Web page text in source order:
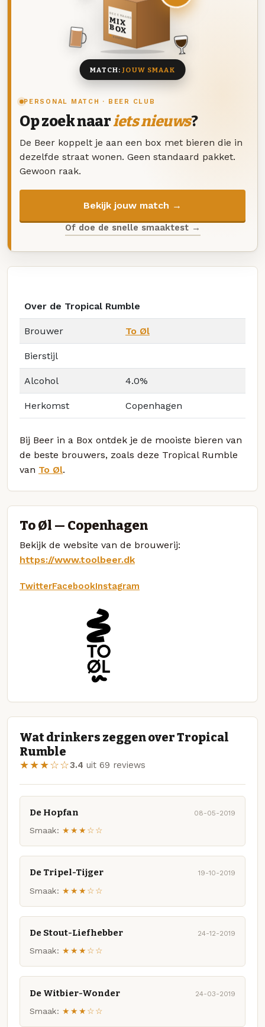
PERSONAL MATCH · BEER CLUB
Op zoek naariets nieuws?
De Beer koppelt je aan een box met bieren die in
dezelfde straat wonen. Geen standaard pakket.
Gewoon raak.
Bekijk jouw match →
Of doe de snelle smaaktest →
DEZE MAAND
MIX
BOX
8 BIEREN
MATCH:JOUW SMAAK
Over de Tropical Rumble
Brouwer To Øl
Bierstijl
Alcohol 4.0%
Herkomst Copenhagen
Bij Beer in a Box ontdek je de mooiste bieren van
de beste brouwers, zoals deze Tropical Rumble
van To Øl.
To Øl — Copenhagen
Bekijk de website van de brouwerij:
https://www.toolbeer.dk
TwitterFacebookInstagram
Wat drinkers zeggen over Tropical
Rumble
★★★☆☆3.4 uit 69 reviews
De Hopfan 08-05-2019
Smaak: ★★★☆☆
De Tripel-Tijger 19-10-2019
Smaak: ★★★☆☆
De Stout-Liefhebber 24-12-2019
Smaak: ★★★☆☆
De Witbier-Wonder 24-03-2019
Smaak: ★★★☆☆